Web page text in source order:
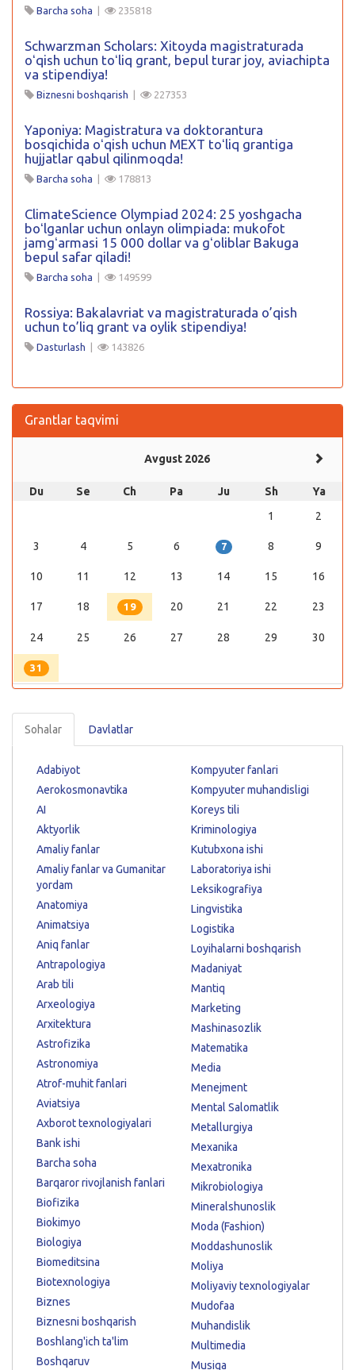
Barcha soha | 235818
Schwarzman Scholars: Xitoyda magistraturada
oʻqish uchun toʻliq grant, bepul turar joy, aviachipta
va stipendiya!
Biznesni boshqarish | 227353
Yaponiya: Magistratura va doktorantura
bosqichida oʻqish uchun MEXT toʻliq grantiga
hujjatlar qabul qilinmoqda!
Barcha soha | 178813
ClimateScience Olympiad 2024: 25 yoshgacha
boʻlganlar uchun onlayn olimpiada: mukofot
jamgʻarmasi 15 000 dollar va gʻoliblar Bakuga
bepul safar qiladi!
Barcha soha | 149599
Rossiya: Bakalavriat va magistraturada o’qish
uchun to’liq grant va oylik stipendiya!
Dasturlash | 143826
Grantlar taqvimi
Avgust 2026
Du Se Ch Pa Ju Sh
Ya
1
2
3 4 5 6 7 8 9
10 11 12 13 14 15 16
17 18 19 20 21 22 23
24 25 26 27 28 29 30
31
Sohalar Davlatlar
Adabiyot
Aerokosmonavtika
AI
Aktyorlik
Amaliy fanlar
Amaliy fanlar va Gumanitar
yordam
Anatomiya
Animatsiya
Aniq fanlar
Antrapologiya
Arab tili
Arxeologiya
Arxitektura
Astrofizika
Astronomiya
Atrof-muhit fanlari
Aviatsiya
Axborot texnologiyalari
Bank ishi
Barcha soha
Barqaror rivojlanish fanlari
Biofizika
Biokimyo
Biologiya
Biomeditsina
Biotexnologiya
Biznes
Biznesni boshqarish
Boshlang'ich ta'lim
Boshqaruv
Kompyuter fanlari
Kompyuter muhandisligi
Koreys tili
Kriminologiya
Kutubxona ishi
Laboratoriya ishi
Leksikografiya
Lingvistika
Logistika
Loyihalarni boshqarish
Madaniyat
Mantiq
Marketing
Mashinasozlik
Matematika
Media
Menejment
Mental Salomatlik
Metallurgiya
Mexanika
Mexatronika
Mikrobiologiya
Mineralshunoslik
Moda (Fashion)
Moddashunoslik
Moliya
Moliyaviy texnologiyalar
Mudofaa
Muhandislik
Multimedia
Musiqa